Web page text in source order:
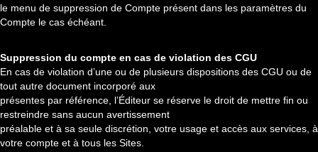
le menu de suppression de Compte présent dans les paramètres du
Compte le cas échéant.
Suppression du compte en cas de violation des CGU
En cas de violation d’une ou de plusieurs dispositions des CGU ou de
tout autre document incorporé aux
présentes par référence, l’Éditeur se réserve le droit de mettre fin ou
restreindre sans aucun avertissement
préalable et à sa seule discrétion, votre usage et accès aux services, à
votre compte et à tous les Sites.